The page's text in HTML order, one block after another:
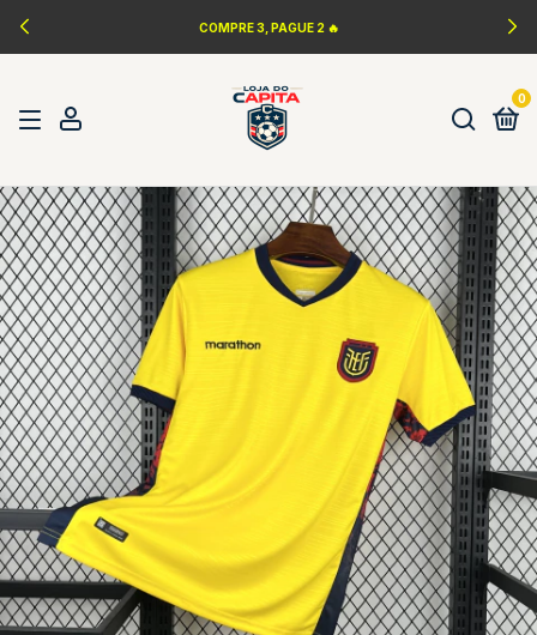
COMPRE 3, PAGUE 2 🔥
0